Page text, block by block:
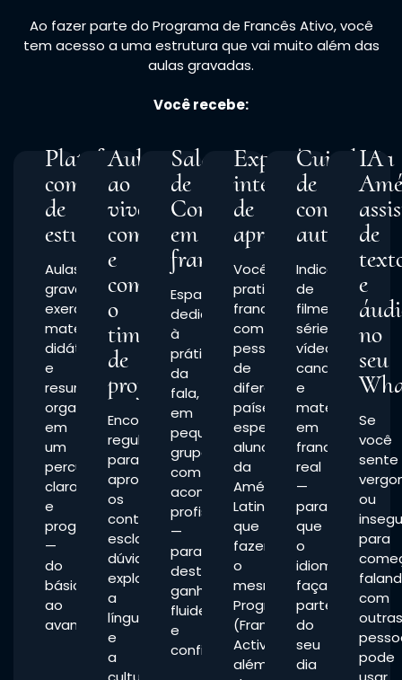
Ao fazer parte do Programa de Francês Ativo, você
tem acesso a uma estrutura que vai muito além das
aulas gravadas.
Você recebe:
Plataforma
completa
de
estudos
Aulas
gravadas,
exercícios,
materiais
didáticos
e
resumos
organizados
em
um
percurso
claro
e
progressivo
—
do
básico
ao
avançado.
Aulas
ao
vivo
comigo
e
com
o
time
de
professores
Encontros
regulares
para
aprofundar
os
conteúdos,
esclarecer
dúvidas,
explorar
a
língua
e
a
Salas
de
Conversação
em
francês
Espaços
dedicados
à
prática
da
fala,
em
pequenos
grupos,
com
acompanhamento
profissional
—
para
destravar,
ganhar
fluidez
e
confiança.
Experiência
internacional
de
aprendizagem
Você
pratica
francês
com
pessoas
de
diferentes
países,
especialmente
alunos
da
América
Latina
que
fazem
o
mesmo
Programa
(Francés
Activo),
além
Curadoria
de
conteúdo
autêntico
Indicações
de
filmes,
séries,
vídeos,
canais
e
materiais
em
francês
real
—
para
que
o
idioma
faça
parte
do
seu
dia
IA
de
e
no
seu
Se
você
sente
ou
para
com
outras
pode